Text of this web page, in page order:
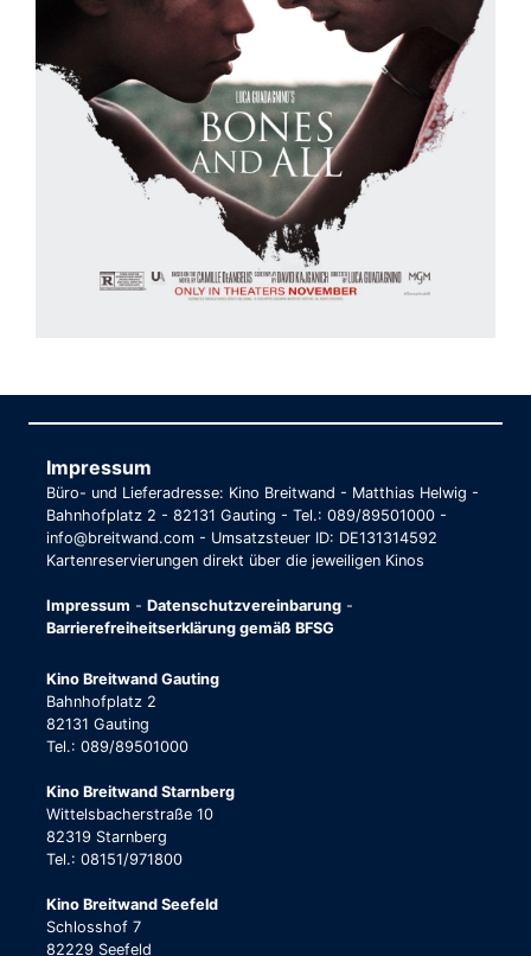
Impressum
Büro- und Lieferadresse: Kino Breitwand - Matthias Helwig -
Bahnhofplatz 2 - 82131 Gauting - Tel.: 089/89501000 -
info@breitwand.com - Umsatzsteuer ID: DE131314592
Kartenreservierungen direkt über die jeweiligen Kinos
Impressum - Datenschutzvereinbarung -
Barrierefreiheitserklärung gemäß BFSG
Kino Breitwand Gauting
Bahnhofplatz 2
82131 Gauting
Tel.: 089/89501000
Kino Breitwand Starnberg
Wittelsbacherstraße 10
82319 Starnberg
Tel.: 08151/971800
Kino Breitwand Seefeld
Schlosshof 7
82229 Seefeld